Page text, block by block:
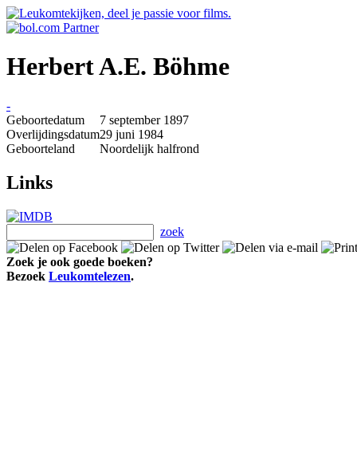
Herbert A.E. Böhme
-
Geboortedatum
7 september 1897
Overlijdingsdatum29 juni 1984
Geboorteland
Noordelijk halfrond
Links
zoek
Zoek je ook goede boeken?
Bezoek Leukomtelezen.